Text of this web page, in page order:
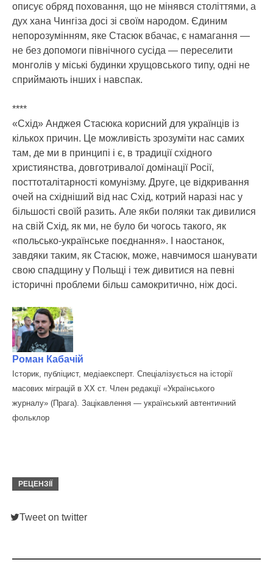
описує обряд поховання, що не мінявся століттями, а
дух хана Чингіза досі зі своїм народом. Єдиним
непорозумінням, яке Стасюк вбачає, є намагання —
не без допомоги північного сусіда — переселити
монголів у міські будинки хрущовського типу, одні не
сприймають інших і навспак.
****
«Схід» Анджея Стасюка корисний для українців із
кількох причин. Це можливість зрозуміти нас самих
там, де ми в принципі і є, в традиції східного
християнства, довготривалої домінації Росії,
посттоталітарності комунізму. Друге, це відкривання
очей на східніший від нас Схід, котрий наразі нас у
більшості своїй разить. Але якби поляки так дивилися
на свій Схід, як ми, не було би чогось такого, як
«польсько-українське поєднання». І наостанок,
завдяки таким, як Стасюк, може, навчимося шанувати
свою спадщину у Польщі і теж дивитися на певні
історичні проблеми більш самокритично, ніж досі.
Роман Кабачій
Історик, публіцист, медіаексперт. Спеціалізується на історії
масових міграцій в ХХ ст. Член редакції «Українського
журналу» (Прага). Зацікавлення — український автентичний
фольклор
РЕЦЕНЗІЇ
Tweet on twitter